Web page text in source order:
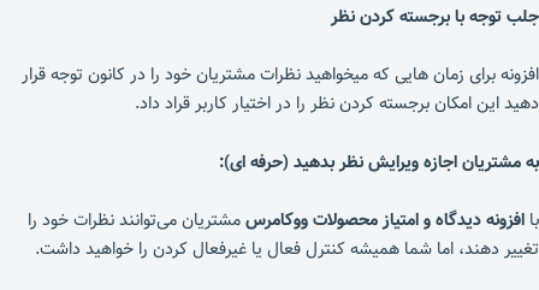
جلب توجه با برجسته کردن نظر
افزونه برای زمان هایی که میخواهید نظرات مشتریان خود را در کانون توجه قرار
دهید این امکان برجسته کردن نظر را در اختیار کاربر قراد داد.
به مشتریان اجازه ویرایش نظر بدهید (حرفه ای):
با افزونه دیدگاه و امتیاز محصولات ووکامرسمشتریان می‌توانند نظرات خود را
تغییر دهند، اما شما همیشه کنترل فعال یا غیرفعال کردن را خواهید داشت.